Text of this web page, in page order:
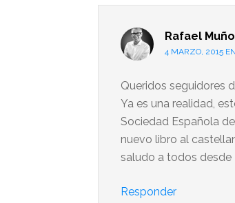
Rafael
4 MARZO, 2015
Queridos seguidores
Ya es una realidad,
Sociedad Española
nuevo libro al
saludo a todos desde
Responder